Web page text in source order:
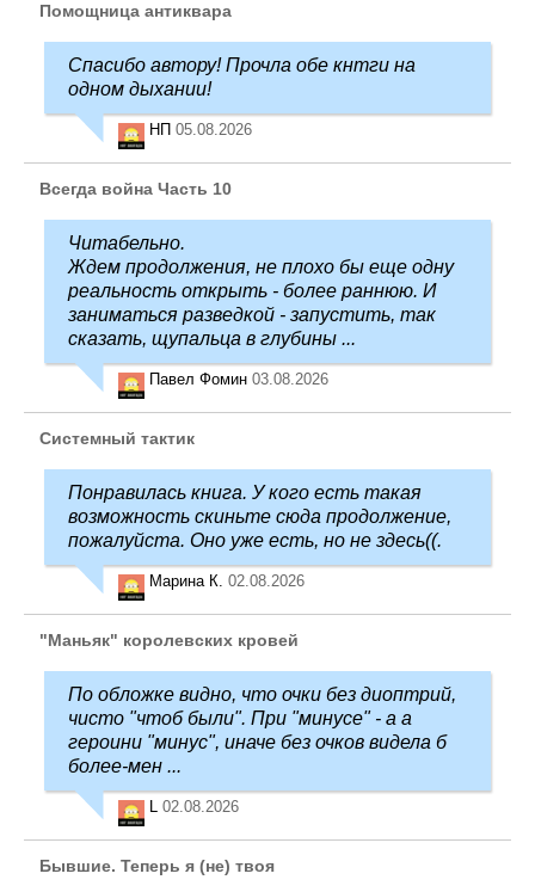
Помощница антиквара
Спасибо автору! Прочла обе кнтги на
одном дыхании!
НП 05.08.2026
Всегда война Часть 10
Читабельно.
Ждем продолжения, не плохо бы еще одну
реальность открыть - более раннюю. И
заниматься разведкой - запустить, так
сказать, щупальца в глубины ...
Павел Фомин 03.08.2026
Системный тактик
Понравилась книга. У кого есть такая
возможность скиньте сюда продолжение,
пожалуйста. Оно уже есть, но не здесь((.
Марина К. 02.08.2026
"Маньяк" королевских кровей
По обложке видно, что очки без диоптрий,
чисто "чтоб были". При "минусе" - а а
героини "минус", иначе без очков видела б
более-мен ...
L 02.08.2026
Бывшие. Теперь я (не) твоя